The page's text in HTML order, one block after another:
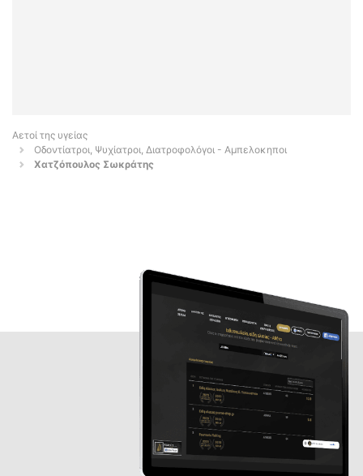
Αετοί της υγείας
Οδοντίατροι, Ψυχίατροι, Διατροφολόγοι - Αμπελοκηποι
Χατζόπουλος Σωκράτης